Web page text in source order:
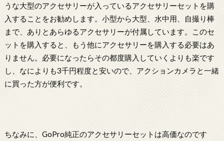
うな大型のアクセサリーが入っているアクセサリーセットを購
入することをお勧めします。小型から大型、水中用、自撮り棒
まで、ありとあらゆるアクセサリーが付属しています。このセ
ットを購入すると、もう他にアクセサリーを購入する必要はあ
りません。必要になったらその都度購入していくよりも楽です
し、なによりも3千円程度と安いので、アクションカメラと一緒
に買った方が便利です。
ちなみに、GoPro純正のアクセサリーセットは高価なのです